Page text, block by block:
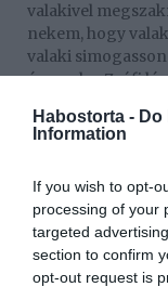
Habostorta - Do
Information
If you wish to opt-
processing of your
targeted
section to confirm
opt-out request is
valakivel
nekem, hogy
valaki
ágyamba: Zsófi